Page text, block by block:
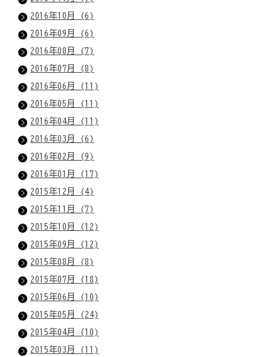
2016年10月 (6)
2016年09月 (6)
2016年08月 (7)
2016年07月 (8)
2016年06月 (11)
2016年05月 (11)
2016年04月 (11)
2016年03月 (6)
2016年02月 (9)
2016年01月 (17)
2015年12月 (4)
2015年11月 (7)
2015年10月 (12)
2015年09月 (12)
2015年08月 (8)
2015年07月 (18)
2015年06月 (10)
2015年05月 (24)
2015年04月 (10)
2015年03月 (11)